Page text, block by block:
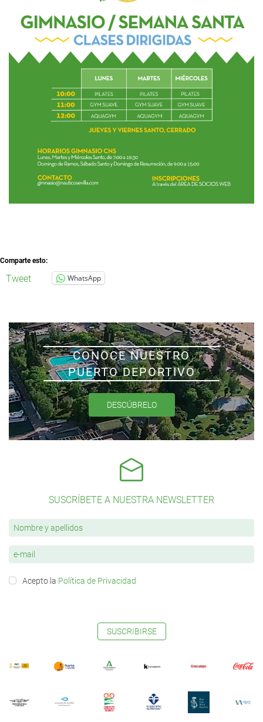
Comparte esto:
Tweet WhatsApp
CONOCE NUESTRO
PUERTO DEPORTIVO
DESCÚBRELO
SUSCRÍBETE A NUESTRA NEWSLETTER
Acepto la Política de Privacidad
SUSCRIBIRSE